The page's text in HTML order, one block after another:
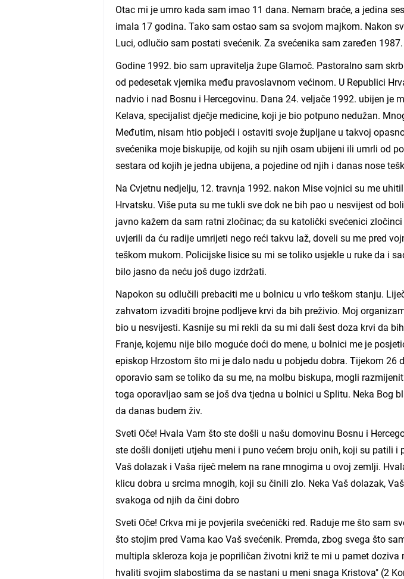
Otac mi je umro kada sam imao 11 dana. Nemam braće, a jedina
imala 17 godina. Tako sam ostao sam sa svojom majkom. Nakon
Luci, odlučio sam postati svećenik. Za svećenika sam zaređen
Godine 1992. bio sam upravitelja župe Glamoč. Pastoralno sam
od pedesetak vjernika među pravoslavnom većinom. U Republici
nadvio i nad Bosnu i Hercegovinu. Dana 24. veljače 1992. ubijen je
Kelava, specijalist dječje medicine, koji je bio potpuno nedužan.
Međutim, nisam htio pobjeći i ostaviti svoje župljane u takvoj
svećenika moje biskupije, od kojih su njih osam ubijeni ili umrli od
sestara od kojih je jedna ubijena, a pojedine od njih i danas nose
Na Cvjetnu nedjelju, 12. travnja 1992. nakon Mise vojnici su me
Hrvatsku. Više puta su me tukli sve dok ne bih pao u nesvijest od
javno kažem da sam ratni zločinac; da su katolički svećenici
uvjerili da ću radije umrijeti nego reći takvu laž, doveli su me pred
teškom mukom. Policijske lisice su mi se toliko usjekle u ruke da i
bilo jasno da neću još dugo izdržati.
Napokon su odlučili prebaciti me u bolnicu u vrlo teškom stanju.
zahvatom izvaditi brojne podljeve krvi da bih preživio. Moj
bio u nesvijesti. Kasnije su mi rekli da su mi dali šest doza krvi da
Franje, kojemu nije bilo moguće doći do mene, u bolnici me je
episkop Hrzostom što mi je dalo nadu u pobjedu dobra. Tijekom 26
oporavio sam se toliko da su me, na molbu biskupa, mogli
toga oporavljao sam se još dva tjedna u bolnici u Splitu. Neka Bog
da danas budem živ.
Sveti Oče! Hvala Vam što ste došli u našu domovinu Bosnu i
ste došli donijeti utjehu meni i puno većem broju onih, koji su patili i
Vaš dolazak i Vaša riječ melem na rane mnogima u ovoj zemlji.
klicu dobra u srcima mnogih, koji su činili zlo. Neka Vaš dolazak,
svakoga od njih da čini dobro
Sveti Oče! Crkva mi je povjerila svećenički red. Raduje me što sam
što stojim pred Vama kao Vaš svećenik. Premda, zbog svega što
multipla skleroza koja je popriličan životni križ te mi u pamet doziva
hvaliti svojim slabostima da se nastani u meni snaga Kristova" (2